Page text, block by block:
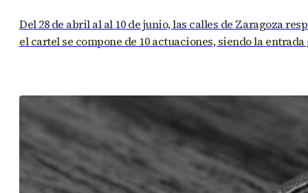
Del 28 de abril al al 10 de junio, las calles de Zaragoza
el cartel se compone de 10 actuaciones, siendo la